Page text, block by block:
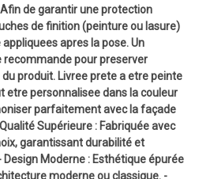
de garantir une protection
de finition (peinture ou lasure)
apres la pose. Un
pour preserver
produit. Livree prete a etre peinte
personnalisee dans la couleur
parfaitement avec la façade
Supérieure : Fabriquée avec
garantissant durabilité et
Moderne : Esthétique épurée
moderne ou classique. -